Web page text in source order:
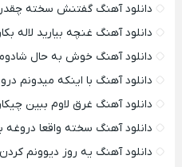
دانلود آهنگ گفتنش سخته
دانلود آهنگ غنچه بیارید لاله
دانلود آهنگ خوش به حال
دانلود آهنگ با اینکه میدونم
دانلود آهنگ غرق لاوم ببین
دانلود آهنگ سخته واقعا دروغه
دانلود آهنگ یه روز دیوونم